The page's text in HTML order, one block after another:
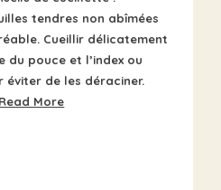
tendres non abîmées
Cueillir délicatement
du pouce et l’index ou
éviter de les déraciner.
Read More